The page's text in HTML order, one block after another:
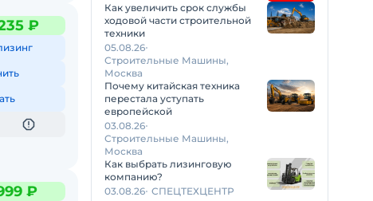
₽
₽
Как увеличить срок службы
ходовой части строительной
техники
05.08.26
Строительные Машины,
Москва
Почему китайская техника
перестала уступать
европейской
03.08.26
Строительные Машины,
Москва
Как выбрать лизинговую
компанию?
03.08.26 СПЕЦТЕХЦЕНТР